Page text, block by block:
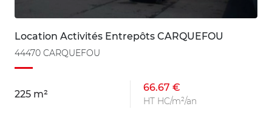
Location Activités Entrepôts CARQUEFOU
44470 CARQUEFOU
225 m²
66.67 €
HT HC/m²/an